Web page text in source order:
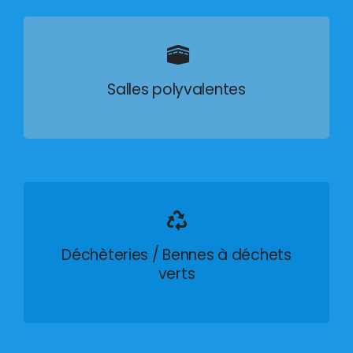
Salles polyvalentes
Déchèteries / Bennes à déchets
verts